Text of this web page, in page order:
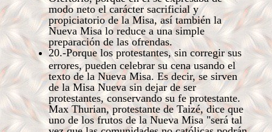
modo neto el carácter sacrificial y
propiciatorio de la Misa, así también la
Nueva Misa lo reduce a una simple
preparación de las ofrendas.
20.-Porque los protestantes, sin corregir sus
errores, pueden celebrar su cena usando el
texto de la Nueva Misa. Es decir, se sirven
de la Misa Nueva sin dejar de ser
protestantes, conservando su fe protestante.
Max Thurian, protestante de Taizé, dice que
uno de los frutos de la Nueva Misa "será tal
vez que las comunidades no católicas podrán